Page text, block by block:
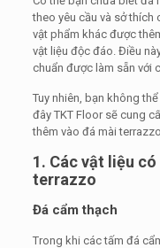
theo yêu cầu và sở thích
vật phẩm khác được
vật liệu độc đáo. Điều
chuẩn được làm sẵn với
Tuy nhiên, bạn không
đây TKT Floor sẽ cung
thêm vào đá mài
1. Các vật liệu
terrazzo
Đá cẩm thạch
Trong khi các tấm đá